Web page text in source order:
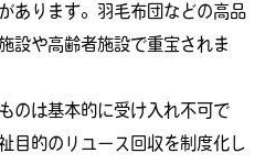
あります。羽毛布団などの高品
設や高齢者施設で重宝されま
のは基本的に受け入れ不可で
目的のリユース回収を制度化し